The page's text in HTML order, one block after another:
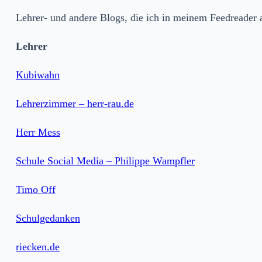
Leh­rer- und ande­re Blogs, die ich in mei­nem
Leh­rer
Kubi­wahn
Leh­rer­zim­mer – herr​-rau​.de
Herr Mess
Schu­le Social Media – Phil­ip­pe Wampfler
Timo Off
Schul­ge­dan­ken
riecken​.de